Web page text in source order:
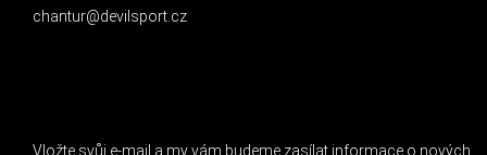
chantur@devilsport.cz
Vložte svůj e-mail a my vám budeme zasílat informace o nových